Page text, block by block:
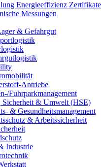
Energieeffizienz Zertifikate
Messungen
& Gefahrgut
Antriebe
Fuhrparkmanagement
Sicherheit & Umwelt (HSE)
& Gesundheitsmanagement
& Arbeitssicherheit
Industrie